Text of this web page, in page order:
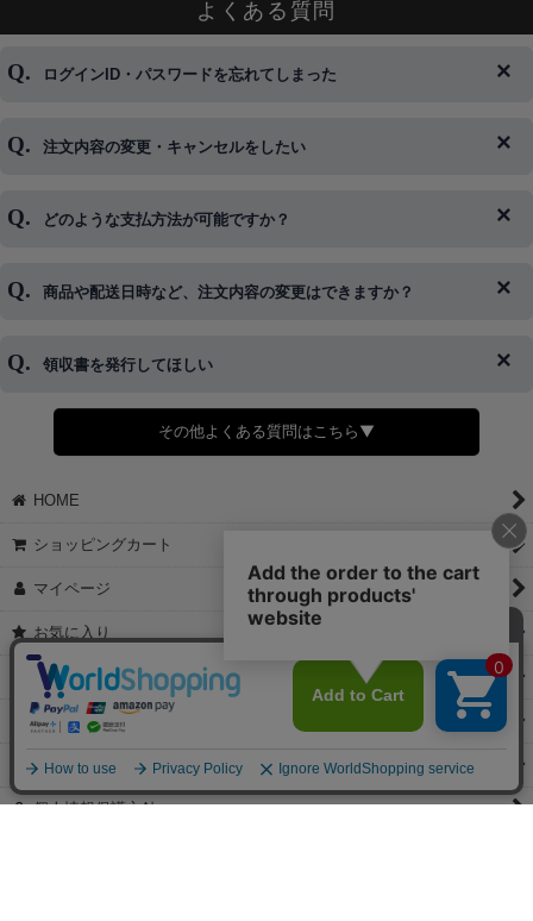
よくある質問
ログインID・パスワードを忘れてしまった
◆下記ページより、ログインIDの変更が可能です。
注文内容の変更・キャンセルをしたい
◆即日発送を行なっている関係上、午後以降のご連絡やキャンセル
※発送後、発送準備が完了しお手続きが間に合わない場合は変更、
どのような支払方法が可能ですか？
◆代金引換・クレジットカード・携帯キャリア決済・おねだり決
＞詳細は画像をタップ＜
商品や配送日時など、注文内容の変更はできますか？
◆商品発送前の変更は承っております。
さい。
領収書を発行してほしい
◆領収書はご希望頂いた場合のみ発行しております。
【これからご注文する場合】
STEP2「お届け先・お支払い」ページにて備考欄に下記の記載をお
願いします。
②宛名（空欄は上様は不可）
③但し書き（空欄やお品代は不可）
【すでにご注文が完了している場合】
①お電話・メール・LINEにて領収書希望の連絡をお願い致します
②後日、郵送にて領収書を送らせて頂きます。
①マイページから購入履歴→購入内容→領収書発行を選択。
②後日、郵送にて領収書を送らせて頂きます。
その他よくある質問はこちら▼
HOME
ショッピングカート
マイページ
お気に入り
特定商取引法表示
ご利用案内
お問い合せ
個人情報保護方針